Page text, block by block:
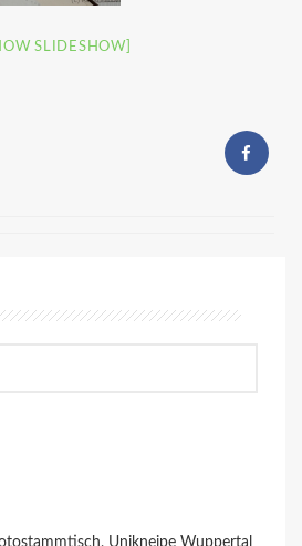
SLIDESHOW]
Unikneipe Wuppertal